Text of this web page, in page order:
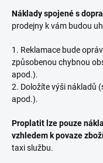
Náklady spojené s
prodejny k vám budou
1. Reklamace bude
způsobenou chybnou
apod.).
2. Doložíte výši nákladů
apod.).
Proplatit lze pouze
vzhledem k povaze
taxi službu.